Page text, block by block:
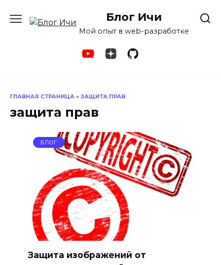
содержанию
Блог Ичи
Мой опыт в web-разработке
ГЛАВНАЯ СТРАНИЦА » ЗАЩИТА ПРАВ
защита прав
БЛОГ
Защита изображений от